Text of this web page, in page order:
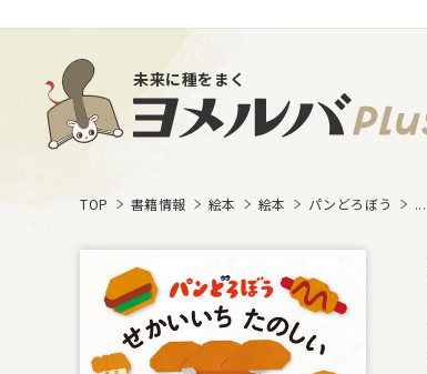
未来に種をまく
TOP 書籍情報 絵本 絵本 パンどろぼう ...